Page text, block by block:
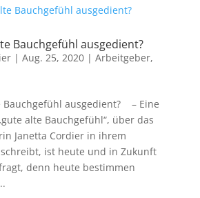
Bauchgefühl ausgedient?
| Aug. 25, 2020| Arbeitgeber,
Bauchgefühl ausgedient? – Eine
alte Bauchgefühl“, über das
Janetta Cordier in ihrem
ist heute und in Zukunft
denn heute bestimmen